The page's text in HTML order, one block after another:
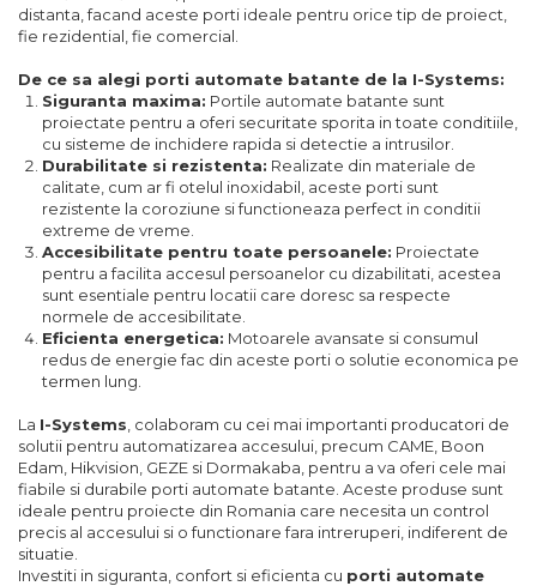
distanta, facand aceste porti ideale pentru orice tip de proiect,
fie rezidential, fie comercial.
De ce sa alegi porti automate batante de la I-Systems:
Siguranta maxima: Portile automate batante sunt
proiectate pentru a oferi securitate sporita in toate conditiile,
cu sisteme de inchidere rapida si detectie a intrusilor.
Durabilitate si rezistenta: Realizate din materiale de
calitate, cum ar fi otelul inoxidabil, aceste porti sunt
rezistente la coroziune si functioneaza perfect in conditii
extreme de vreme.
Accesibilitate pentru toate persoanele: Proiectate
pentru a facilita accesul persoanelor cu dizabilitati, acestea
sunt esentiale pentru locatii care doresc sa respecte
normele de accesibilitate.
Eficienta energetica: Motoarele avansate si consumul
redus de energie fac din aceste porti o solutie economica pe
termen lung.
La I-Systems , colaboram cu cei mai importanti producatori de
solutii pentru automatizarea accesului, precum CAME, Boon
Edam, Hikvision, GEZE si Dormakaba, pentru a va oferi cele mai
fiabile si durabile porti automate batante. Aceste produse sunt
ideale pentru proiecte din Romania care necesita un control
precis al accesului si o functionare fara intreruperi, indiferent de
situatie.
Investiti in siguranta, confort si eficienta cu porti automate